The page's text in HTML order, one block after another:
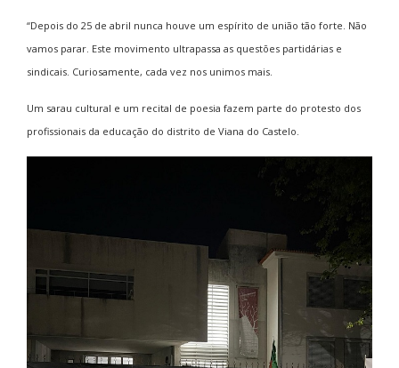
“Depois do 25 de abril nunca houve um espírito de união tão forte. Não
vamos parar. Este movimento ultrapassa as questões partidárias e
sindicais. Curiosamente, cada vez nos unimos mais.
Um sarau cultural e um recital de poesia fazem parte do protesto dos
profissionais da educação do distrito de Viana do Castelo.